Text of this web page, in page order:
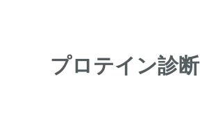
プロテイン診断